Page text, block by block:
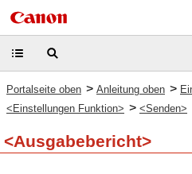
Portalseite oben > Anleitung oben >
<Einstellungen Funktion> > <Senden>
<Ausgabebericht>